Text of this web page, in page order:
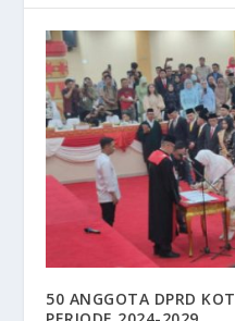
50 ANGGOTA DPRD